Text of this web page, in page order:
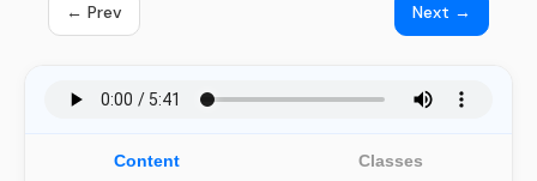
← Prev Next →
Content Classes